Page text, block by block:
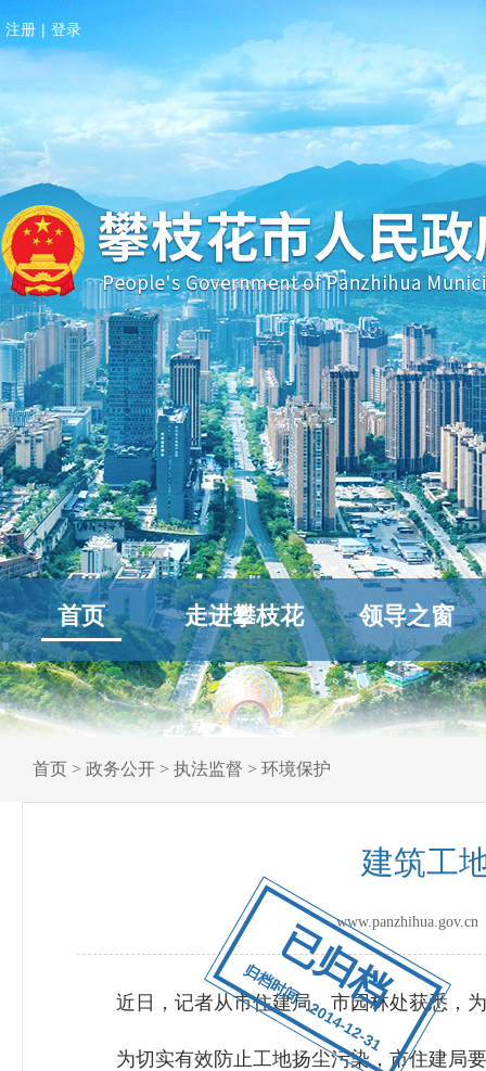
已归档
归档时间：2014-12-31
注册 | 登录
首页 走进攀枝花 领导之窗
首页 > 政务公开 > 执法监督 > 环境保护
建筑工
近日，记者从市住建局、市园林处获悉，为
为切实有效防止工地扬尘污染，市住建局要